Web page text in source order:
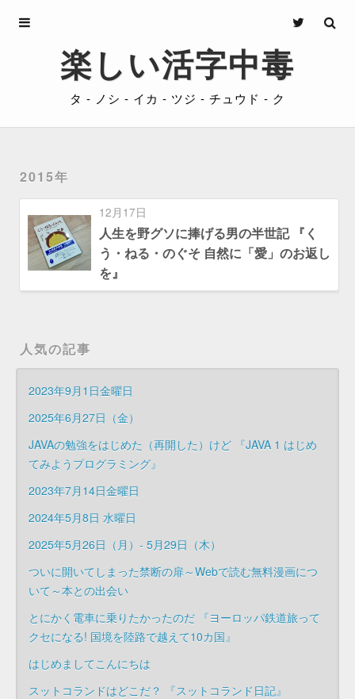
楽しい活字中毒
タ - ノシ - イカ - ツジ - チュウド - ク
2015年
12月17日
人生を野グソに捧げる男の半世記 『く
う・ねる・のぐそ 自然に「愛」のお返し
を』
人気の記事
2023年9月1日金曜日
2025年6月27日（金）
JAVAの勉強をはじめた（再開した）けど 『JAVA 1 はじめ
てみようプログラミング』
2023年7月14日金曜日
2024年5月8日 水曜日
2025年5月26日（月）- 5月29日（木）
ついに開いてしまった禁断の扉～Webで読む無料漫画につ
いて～本との出会い
とにかく電車に乗りたかったのだ 『ヨーロッパ鉄道旅って
クセになる! 国境を陸路で越えて10カ国』
はじめましてこんにちは
スットコランドはどこだ？ 『スットコランド日記』
Archives